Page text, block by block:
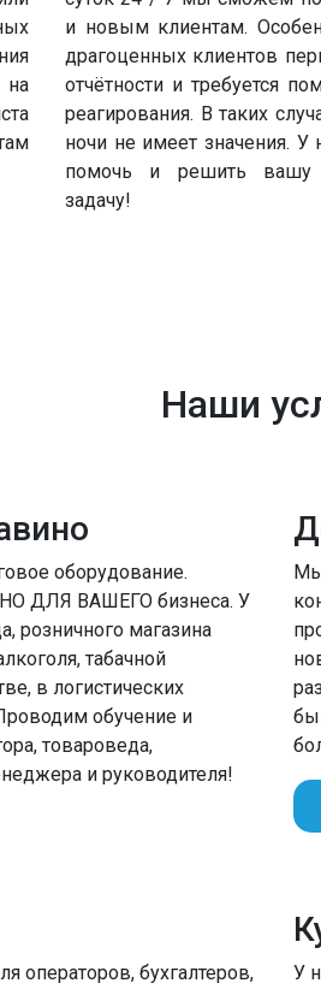
и новым клиентам.
драгоценных клиентов
отчётности и требуется
реагирования. В таких
ночи не имеет значения. У
помочь и решить вашу
задачу!
Наши
оборудование.
ДЛЯ ВАШЕГО бизнеса. У
розничного магазина
табачной
в логистических
обучение и
товароведа,
и руководителя!
Мы
операторов, бухгалтеров,
У